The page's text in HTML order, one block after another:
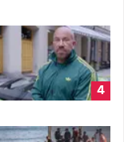
4